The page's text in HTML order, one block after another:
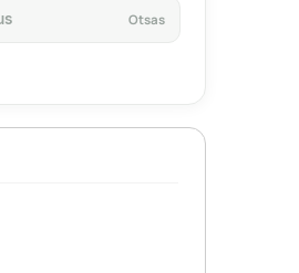
Otsas